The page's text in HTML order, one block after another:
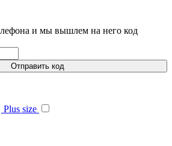
и мы вышлем на него код
Отправить код
Plus size